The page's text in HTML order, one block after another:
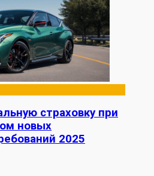
страховку при
новых
2025